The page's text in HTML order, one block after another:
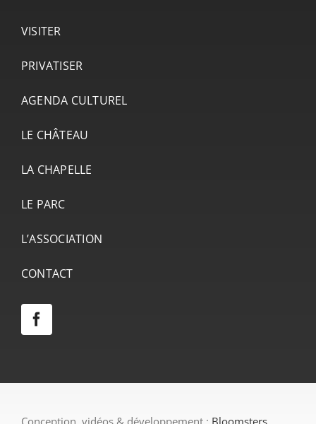
VISITER
PRIVATISER
AGENDA CULTUREL
LE CHÂTEAU
LA CHAPELLE
LE PARC
L’ASSOCIATION
CONTACT
Conception, vidéos & développement : Bloomsters